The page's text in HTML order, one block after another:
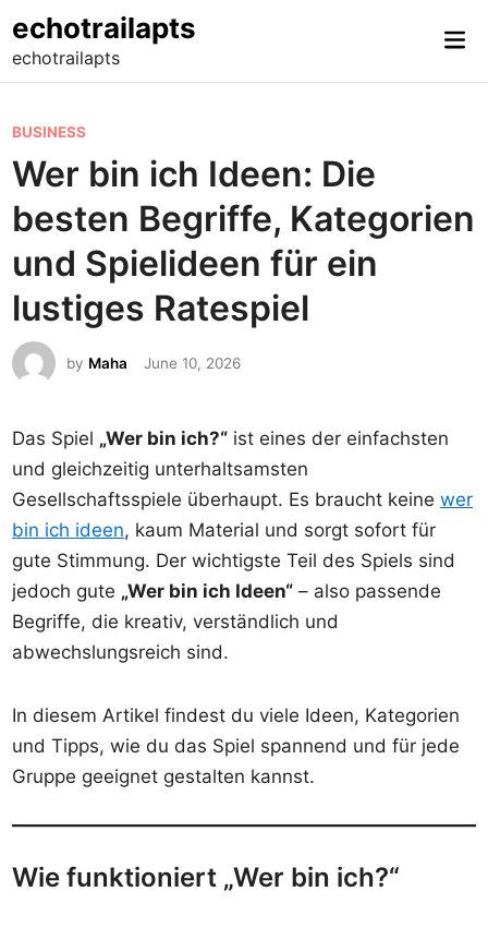
to
content
echotrailapts
echotrailapts
P
o
s
e
d
n
BUSINESS
Wer bin ich Ideen: Die
besten Begriffe, Kategorien
und Spielideen für ein
lustiges Ratespiel
by Maha June 10, 2026
Das Spiel „Wer bin ich?“ ist eines der einfachsten
und gleichzeitig unterhaltsamsten
Gesellschaftsspiele überhaupt. Es braucht keinewer
bin ich ideen, kaum Material und sorgt sofort für
gute Stimmung. Der wichtigste Teil des Spiels sind
jedoch gute „Wer bin ich Ideen“ – also passende
Begriffe, die kreativ, verständlich und
abwechslungsreich sind.
In diesem Artikel findest du viele Ideen, Kategorien
und Tipps, wie du das Spiel spannend und für jede
Gruppe geeignet gestalten kannst.
Wie funktioniert „Wer bin ich?“